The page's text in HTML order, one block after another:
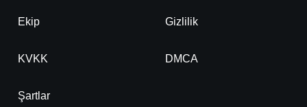
Ekip Gizlilik
KVKK DMCA
Şartlar